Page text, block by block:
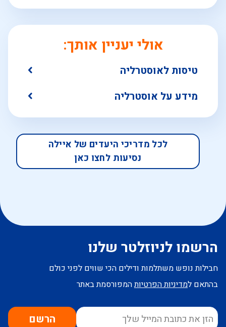
אולי יעניין אותך:
טיסות לאוסטרליה
מידע על אוסטרליה
לכל מדריכי היעדים של איילה
נסיעות לחצו כאן
הרשמו לניוזלטר שלנו
חבילות נופש משתלמות ודילים הכי שווים לפני כולם
בהתאם למדיניות הפרטיותהמפורסמת באתר
הרשם